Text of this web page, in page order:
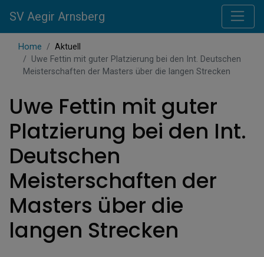
SV Aegir Arnsberg
Home
Aktuell
Uwe Fettin mit guter Platzierung bei den Int. Deutschen
Meisterschaften der Masters über die langen Strecken
Uwe Fettin mit guter
Platzierung bei den Int.
Deutschen
Meisterschaften der
Masters über die
langen Strecken